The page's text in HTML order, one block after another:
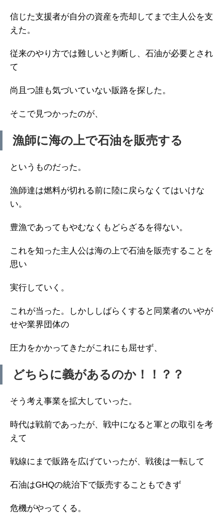
信じた支援者が自分の資産を売却してまで主人公を支
えた。
従来のやり方では難しいと判断し、石油が必要とされ
て
尚且つ誰も気づいていない販路を探した。
そこで見つかったのが、
漁師に海の上で石油を販売する
というものだった。
漁師達は燃料が切れる前に陸に戻らなくてはいけな
い。
豊漁であってもやむなくもどらざるを得ない。
これを知った主人公は海の上で石油を販売することを
思い
実行していく。
これが当った。しかししばらくすると同業者のいやが
せや業界団体の
圧力をかかってきたがこれにも屈せず、
どちらに義があるのか！！？？
そう考え事業を拡大していった。
時代は戦前であったが、戦中になると軍との取引を考
えて
戦線にまで販路を広げていったが、戦後は一転して
石油はGHQの統治下で販売することもできず
危機がやってくる。